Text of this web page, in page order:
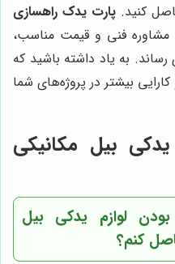
کنید. پارت یدک راهسازی
مشاوره فنی و قیمت مناسب،
به یاد داشته باشید که
بیشتر در پروژه‌های شما
یدکی بیل مکانیکی
لوازم یدکی بیل
کنم؟